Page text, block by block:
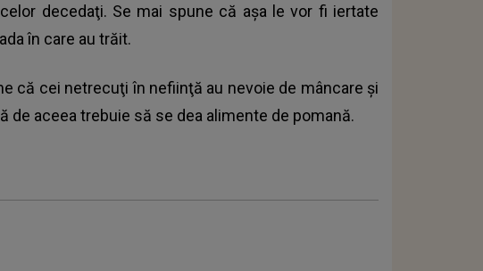
celor decedaţi. Se mai spune că aşa le vor fi iertate
în care au trăit.
că cei netrecuţi în nefiinţă au nevoie de mâncare şi
de aceea trebuie să se dea alimente de pomană.